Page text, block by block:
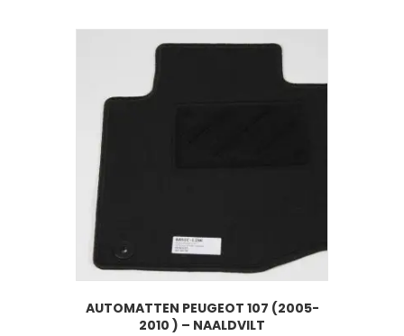
AUTOMATTEN PEUGEOT 107 (2005-
2010 ) – NAALDVILT